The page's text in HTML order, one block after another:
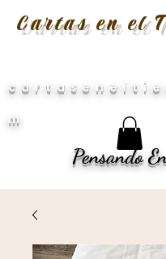
Pensando
Cartas en el
m